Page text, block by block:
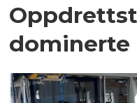
dominerte